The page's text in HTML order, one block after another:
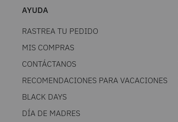
AYUDA
RASTREA TU PEDIDO
MIS COMPRAS
CONTÁCTANOS
RECOMENDACIONES PARA VACACIONES
BLACK DAYS
DÍA DE MADRES